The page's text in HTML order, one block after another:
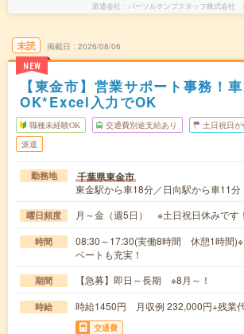
派遣会社 パーソルテンプスタッフ株式会社
未読
NEW
掲載日 2026/08/06
【東金市】営業サポート事務！
OK*Excel入力でOK
職種未経験OK 交通費別途支給あり 土日祝日が
派遣
勤務地 千葉県東金市
東金駅から車18分／日向駅から車11分
曜日頻度 月～金（週5日） ※土日祝日休みです！
時間
08:30～17:30(実働8時間 休憩1時間
ベートも充実！
期間 【急募】即日～長期 ※8月～！
時給 時給1450円 月収例 232,000円+残業
交通費